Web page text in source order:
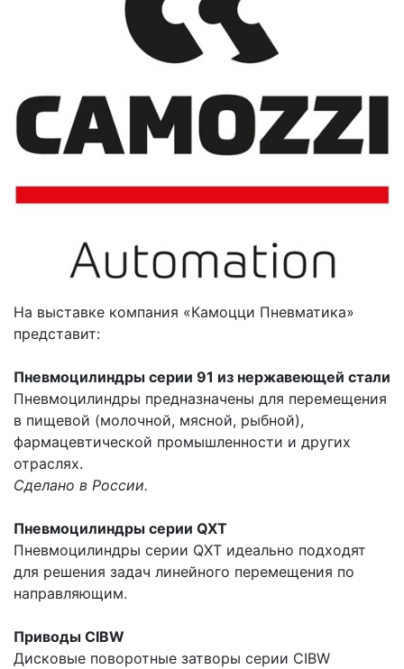
На выставке компания «Камоцци Пневматика»
представит:
Пневмоцилиндры серии 91 из нержавеющей стали
Пневмоцилиндры предназначены для перемещения
в пищевой (молочной, мясной, рыбной),
фармацевтической промышленности и других
отраслях.
Сделано в России.
Пневмоцилиндры серии QXT
Пневмоцилиндры серии QXT идеально подходят
для решения задач линейного перемещения по
направляющим.
Приводы CIBW
Дисковые поворотные затворы серии CIBW